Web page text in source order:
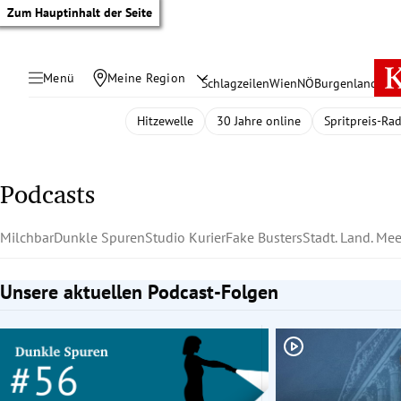
Zum Hauptinhalt der Seite
Menü Meine Region SchlagzeilenWienNÖBurgenland
Untermenü
Untermenü
Hitzewelle 30 Jahre online Spritpreis-
Podcasts
MilchbarDunkle SpurenStudio KurierFake BustersStadt. Land.
Unsere aktuellen Podcast-Folgen
Slide 1 von 2